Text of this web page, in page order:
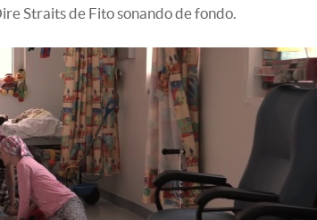
Straits de Fito sonando de fondo.